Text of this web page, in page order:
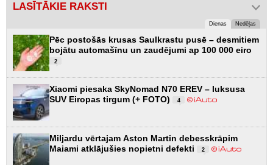
LASĪTĀKIE RAKSTI
Dienas Nedēļas
Pēc postošās krusas Saulkrastu pusē – desmitiem
bojātu automašīnu un zaudējumi ap 100 000 eiro
2
Xiaomi piesaka SkyNomad N70 EREV – luksusa
SUV Eiropas tirgum (+ FOTO)
4
Miljardu vērtajam Aston Martin debesskrāpim
Maiami atklājušies nopietni defekti
2